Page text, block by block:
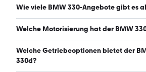
Ein guter Preis für einen BMW 330 E91
Wie viele BMW 330-Angebote gibt es
Es gibt insgesamt 74 BMW 330 bei
Welche Motorisierung hat der BMW
Der BMW 330 E91 330d hat Leistungen
304 PS. (Stand: 9.8.2026)
Welche Getriebeoptionen bietet der
330d?